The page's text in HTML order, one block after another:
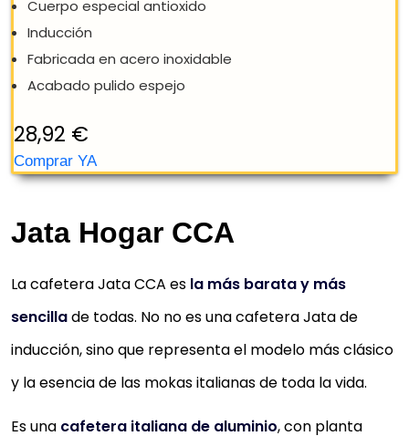
Jata Hogar CCA
La cafetera Jata CCA es la más barata y más
sencillade todas. No no es una cafetera Jata de
inducción, sino que representa el modelo más clásico
y la esencia de las mokas italianas de toda la vida.
Es una cafetera italiana de aluminio, con planta